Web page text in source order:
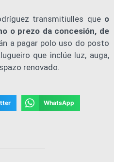
transmitiulles que o
o prezo da concesión, de
a pagar polo uso do posto
que inclúe luz, auga,
renovado.
WhatsApp